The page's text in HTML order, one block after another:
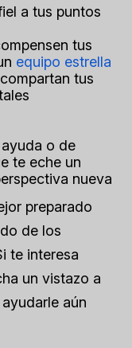
a tus puntos
tus
equipo estrella
tus
o de
te eche un
nueva
preparado
de los
te interesa
un vistazo a
aún